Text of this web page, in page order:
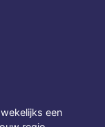
een